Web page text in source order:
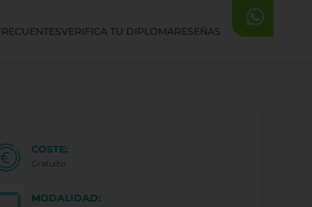
VERIFICA TU DIPLOMARESEÑAS
COSTE:
Gratuito
MODALIDAD: